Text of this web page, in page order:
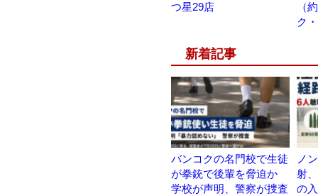
つ星29店
（
ク
新着記事
バンコクの名門校で生徒
が拳銃で後輩を脅迫か
学校が声明、警察が捜査
ノ
射
の